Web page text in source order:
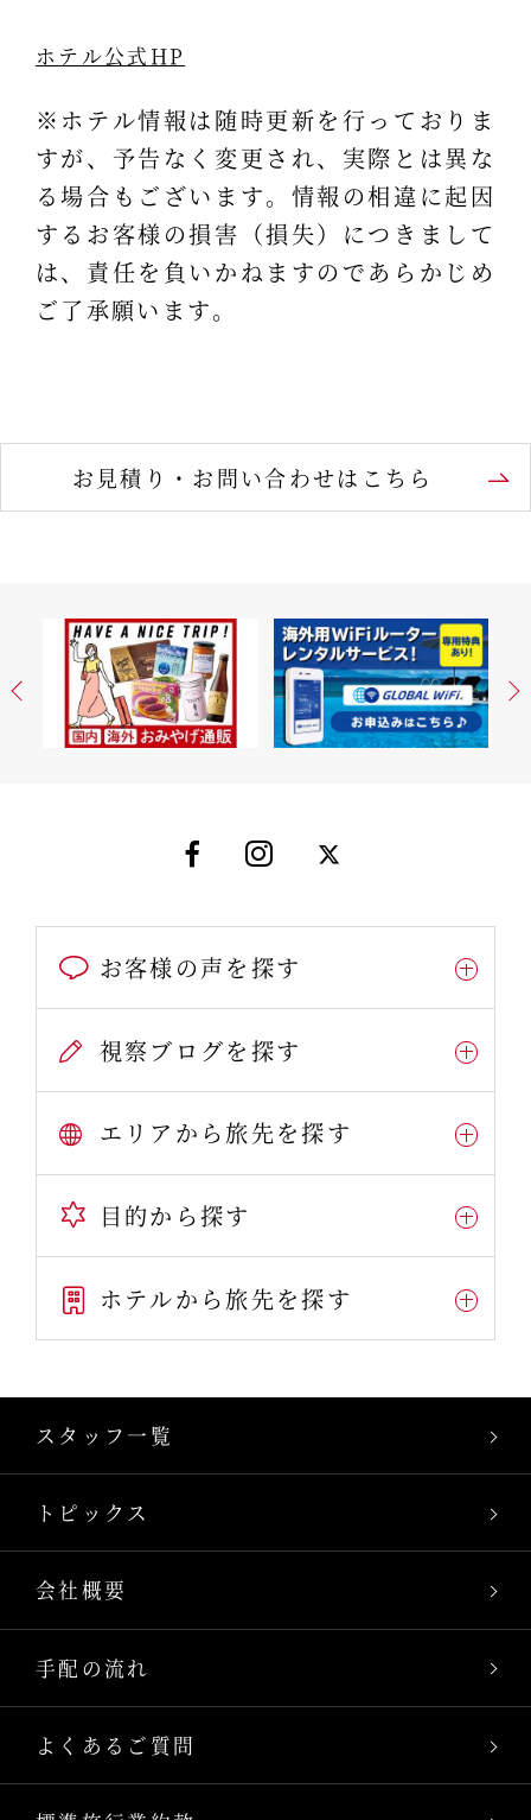
ホテル公式HP
※ホテル情報は随時更新を行っておりま
すが、予告なく変更され、実際とは異な
る場合もございます。情報の相違に起因
するお客様の損害（損失）につきまして
は、責任を負いかねますのであらかじめ
ご了承願います。
お見積り・お問い合わせはこちら
お客様の声を探す
視察ブログを探す
エリアから旅先を探す
目的から探す
ホテルから旅先を探す
スタッフ一覧
トピックス
会社概要
手配の流れ
よくあるご質問